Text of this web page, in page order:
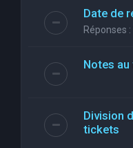
Date de
Réponses :
Notes
Division
tickets